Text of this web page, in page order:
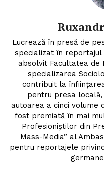
Lucrează în presă de
specializat în reportajul
absolvit Facultatea de
specializarea
contribuit la
pentru presa
autoarea a cinci volume
fost premiată în mai
Profesioniștilor din
Mass-Media” al
pentru reportajele